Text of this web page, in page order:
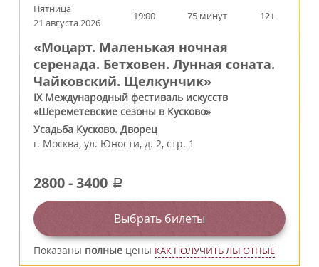
Пятница
21 августа 2026
19:00 75 минут 12+
«Моцарт. Маленькая ночная
серенада. Бетховен. Лунная соната.
Чайковский. Щелкунчик»
IX Международный фестиваль искусств
«Шереметевские сезоны в Кусково»
Усадьба Кусково. Дворец
г. Москва, ул. Юности, д. 2, стр. 1
2800-3400 a
Выбрать билеты
Показаны полные цены КАК ПОЛУЧИТЬ ЛЬГОТНЫЕ